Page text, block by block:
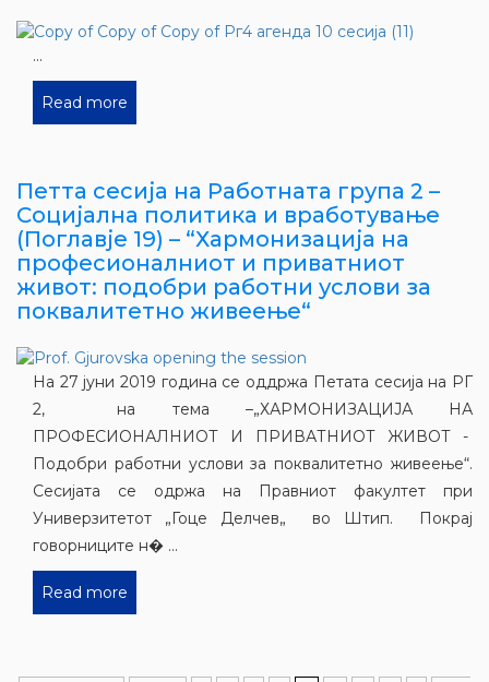
...
Read more
Петта сесија на Работната група 2 –
Социјална политика и вработување
(Поглавје 19) – “Хармонизација на
професионалниот и приватниот
живот: подобри работни услови за
поквалитетно живеење“
На 27 јуни 2019 година се оддржа Петата сесија на РГ
2, на тема –„ХАРМОНИЗАЦИЈА НА
ПРОФЕСИОНАЛНИОТ И ПРИВАТНИОТ ЖИВОТ -
Подобри работни услови за поквалитетно живеење“.
Сесијата се одржа на Правниот факултет при
Универзитетот „Гоце Делчев„ во Штип. Покрај
говорниците н� ...
Read more